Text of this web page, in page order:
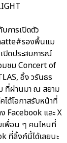
การเปิดตัว
รองพื้นแม
ปิดประสบการณ์
มชม Concert of
อิ้ง วรันธร
ที่ผ่านมา ณ สยาม
ได้โอกาสรับหน้าที่
Facebook และ X
เพื่อน ๆ คนไหนที่
ที่ลิ้งก์นี้ได้เลยนะ